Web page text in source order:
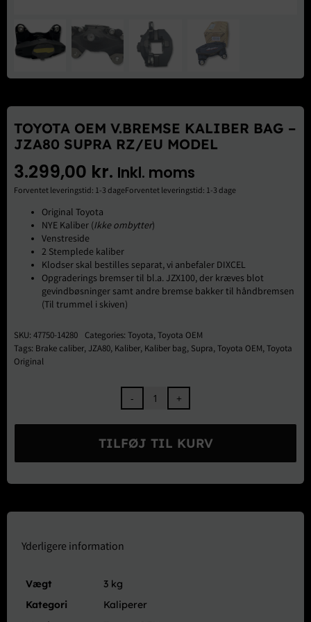
Kontakt Os
TOYOTA OEM V.BREMSE KALIBER BAG –
JZA80 SUPRA RZ/EU MODEL
3.299,00 kr. Inkl. moms
Forventet leveringstid: 1-3 dageForventet leveringstid: 1-3 dage
Original Toyota
NYE Kaliber (Ikke ombytter)
Venstreside
2 Stemplede kaliber
Klodser skal bestilles separat, vi anbefaler DIXCEL
Opgraderings bremser til bl.a. JZX100, der kræves blot
gevindbøsninger samt andre bremse bakker til håndbremsen
(Til trummel i skiven)
SKU: 47750-14280 Categories: Toyota,Toyota OEM
Tags: Brake caliber, JZA80, Kaliber, Kaliber bag, Supra,Toyota OEM,Toyota
Original
Toyota
V.Bremse
Kaliber
Bag
-
Supra
TILFØJ TIL KURV
Yderligere information
Vægt
3 kg
Kategori
Kaliperer